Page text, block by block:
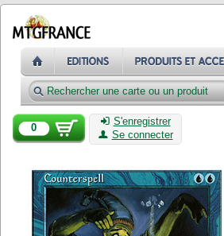
0
S'enregistrer
Se connecter